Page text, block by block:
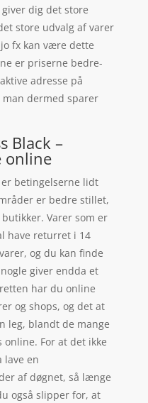
dig det store
store udvalg af varer
fx kan være dette
er priserne bedre-
adresse på
dermed sparer
Black –
online
betingelserne lidt
er bedre stillet,
Varer som er
have returret i 14
og du kan finde
giver endda et
har du online
og shops, og det at
leg, blandt de mange
For at det ikke
lave en
af døgnet, så længe
også slipper for, at